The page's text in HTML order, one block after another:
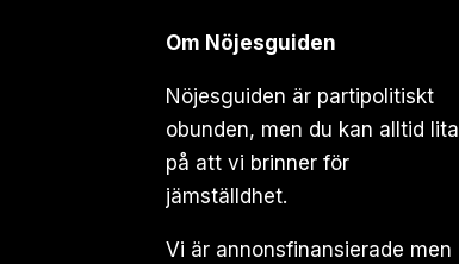
Om Nöjesguiden
Nöjesguiden är partipolitiskt
obunden, men du kan alltid lita
på att vi brinner för
jämställdhet.
Vi är annonsfinansierade men